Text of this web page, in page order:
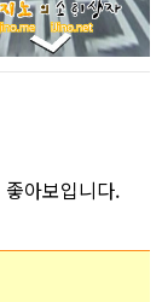
아보입니다.